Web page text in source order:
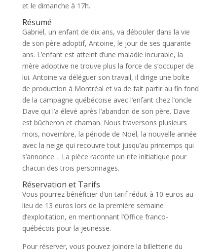
et le dimanche à 17h.
Résumé
Gabriel, un enfant de dix ans, va débouler dans la vie
de son père adoptif, Antoine, le jour de ses quarante
ans. L’enfant est atteint d’une maladie incurable, la
mère adoptive ne trouve plus la force de s’occuper de
lui. Antoine va déléguer son travail, il dirige une boîte
de production à Montréal et va de fait partir au fin fond
de la campagne québécoise avec l’enfant chez l’oncle
Dave qui l’a élevé après l’abandon de son père. Dave
est bûcheron et chaman. Nous traversons plusieurs
mois, novembre, la période de Noël, la nouvelle année
avec la neige qui recouvre tout jusqu’au printemps qui
s’annonce… La pièce raconte un rite initiatique pour
chacun des trois personnages.
Réservation et Tarifs
Vous pourrez bénéficier d’un tarif réduit à 10 euros au
lieu de 13 euros lors de la première semaine
d’exploitation, en mentionnant l’Office franco-
québécois pour la jeunesse.
Pour réserver, vous pouvez joindre la billetterie du